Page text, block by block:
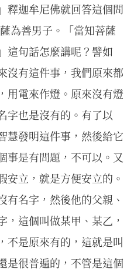
釋迦牟尼佛就回答這個問
為善男子。「當知菩薩
這句話怎麼講呢？譬如
沒有這件事，我們原來都
用電來作燈。原來沒有燈
字也是沒有的。有了以
慧發明這件事，然後給它
事是有問題，不可以。又
安立，就是方便安立的。
有名字，然後他的父親、
這個叫做某甲、某乙，
不是原來有的，這就是叫
是很普遍的，不管是這個